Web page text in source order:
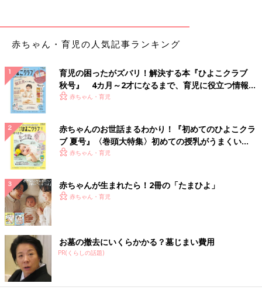
抱っこやチャイルドシートから抜け出すとき急に軟体動物になる
やつなんなんでしょうね。
【課題】子どもの発狂を避ける【対策】
赤ちゃん・育児の人気記事ランキング
育児の困ったがズバリ！解決する本『ひよこクラブ
秋号』 4カ月～2才になるまで、育児に役立つ情報が
いっぱい！
赤ちゃん・育児
赤ちゃんのお世話まるわかり！『初めてのひよこクラ
ブ 夏号』〈巻頭大特集〉初めての授乳がうまくい
く！ おっぱい・ミルクの基本と夏のトラブル 解決テ
赤ちゃん・育児
赤ちゃんが生まれたら！2冊の「たまひよ」
赤ちゃん・育児
お墓の撤去にいくらかかる？墓じまい費用
PR(くらしの話題)